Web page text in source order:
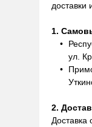
доставки
1.
ул.
2.
Доставка